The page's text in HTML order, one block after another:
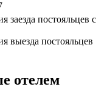
заезда постояльцев с
выезда постояльцев
отелем